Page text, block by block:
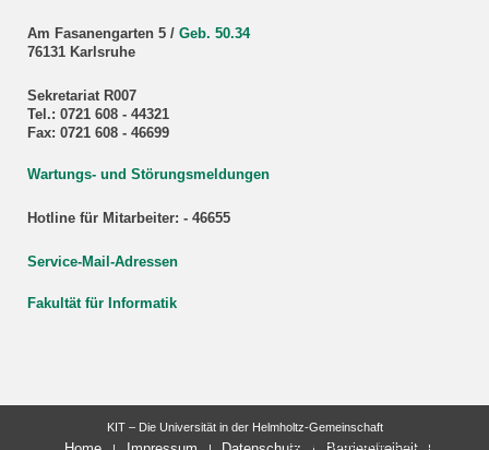
Am Fasanengarten 5 / Geb. 50.34
76131 Karlsruhe
Sekretariat R007
Tel.: 0721 608 - 44321
Fax: 0721 608 - 46699
Wartungs- und Störungsmeldungen
Hotline für Mitarbeiter: - 46655
Service-Mail-Adressen
Fakultät für Informatik
letzte Änderung: 25.02.2021
KIT – Die Universität in der Helmholtz-Gemeinschaft